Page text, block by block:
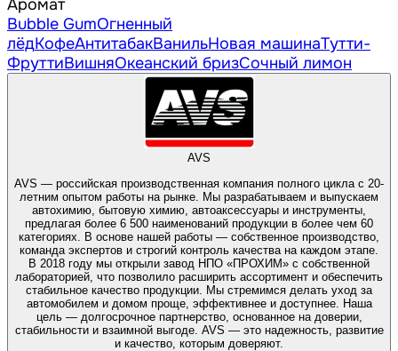
Аромат
Bubble GumОгненный
лёдКофеАнтитабакВанильНовая машинаТутти-
ФруттиВишняОкеанский бризСочный лимон
AVS
AVS — российская производственная компания полного цикла с 20-
летним опытом работы на рынке. Мы разрабатываем и выпускаем
автохимию, бытовую химию, автоаксессуары и инструменты,
предлагая более 6 500 наименований продукции в более чем 60
категориях. В основе нашей работы — собственное производство,
команда экспертов и строгий контроль качества на каждом этапе.
В 2018 году мы открыли завод НПО «ПРОХИМ» с собственной
лабораторией, что позволило расширить ассортимент и обеспечить
стабильное качество продукции. Мы стремимся делать уход за
автомобилем и домом проще, эффективнее и доступнее. Наша
цель — долгосрочное партнерство, основанное на доверии,
стабильности и взаимной выгоде. AVS — это надежность, развитие
и качество, которым доверяют.